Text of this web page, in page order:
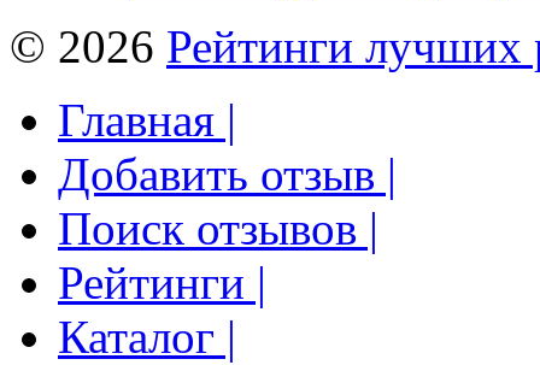
© 2026 Рейтинги лучших
Главная |
Добавить отзыв |
Поиск отзывов |
Рейтинги |
Каталог |